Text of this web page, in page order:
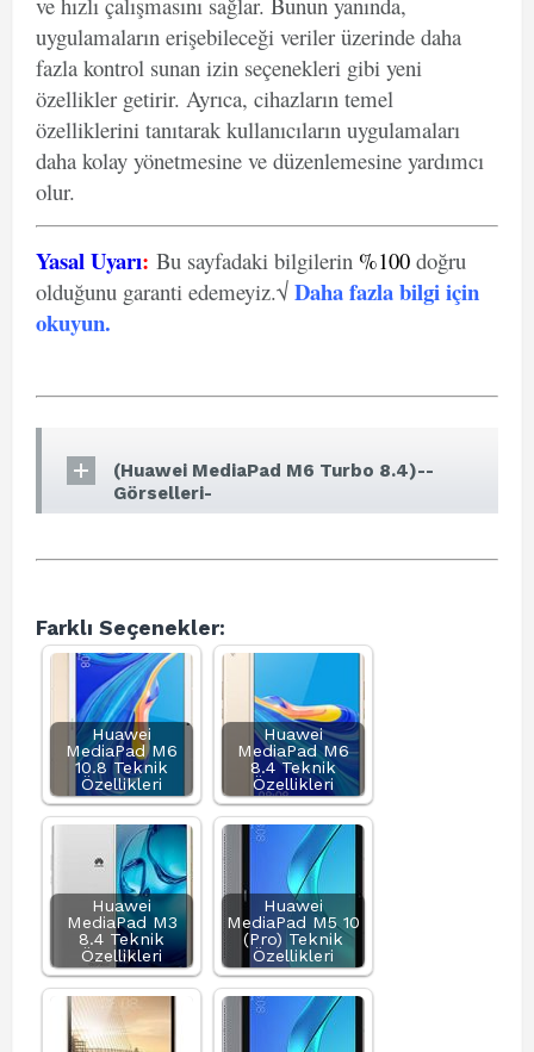
uygulamaların erişebileceği veriler üzerinde daha
fazla kontrol sunan izin seçenekleri gibi yeni
özellikler getirir. Ayrıca, cihazların temel
özelliklerini tanıtarak kullanıcıların uygulamaları
daha kolay yönetmesine ve düzenlemesine yardımcı
olur.
Yasal Uyarı: Bu sayfadaki bilgilerin %100 doğru
olduğunu garanti edemeyiz.√ Daha fazla bilgi için
okuyun.
(Huawei MediaPad M6 Turbo 8.4)--
Görselleri-
Farklı Seçenekler:
Huawei
MediaPad M6
10.8 Teknik
Özellikleri
Huawei
MediaPad M6
8.4 Teknik
Özellikleri
Huawei
MediaPad M3
8.4 Teknik
Özellikleri
Huawei
MediaPad M5 10
(Pro) Teknik
Özellikleri